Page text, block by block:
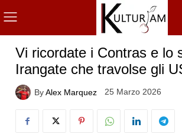
Vi ricordate i Contras e lo
Irangate che travolse gli
ByAlex Marquez 25 Marzo 2026